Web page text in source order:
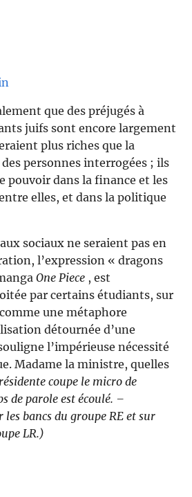
que des préjugés à
juifs sont encore largement
plus riches que la
personnes interrogées ; ils
pouvoir dans la finance et les
elles, et dans la politique
sociaux ne seraient pas en
l’expression « dragons
One Piece , est
par certains étudiants, sur
une métaphore
détournée d’une
l’impérieuse nécessité
Madame la ministre, quelles
coupe le micro de
de parole est écoulé. –
bancs du groupe RE et sur
LR.)